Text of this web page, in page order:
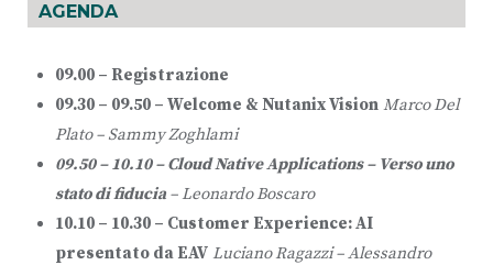
AGENDA
09.00 – Registrazione
09.30 – 09.50 – Welcome & Nutanix Vision Marco Del
Plato – Sammy Zoghlami
09.50 – 10.10 –Cloud Native Applications – Verso uno
stato di fiducia –Leonardo Boscaro
10.10 – 10.30 – Customer Experience: AI
presentato da EAV Luciano Ragazzi – Alessandro